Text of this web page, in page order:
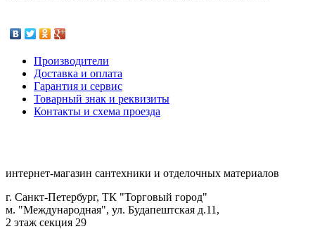
Производители
Доставка и оплата
Гарантия и сервис
Товарный знак и реквизиты
Контакты и схема проезда
интернет-магазин сантехники и отделочных материалов
г. Санкт-Петербург, ТК "Торговый город"
м. "Международная", ул. Будапештская д.11,
2 этаж секция 29